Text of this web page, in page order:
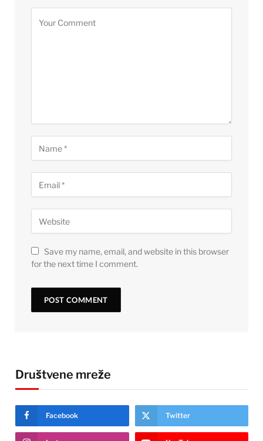
Save my name, email, and website in this browser
for the next time I comment.
Društvene mreže
Facebook Twitter